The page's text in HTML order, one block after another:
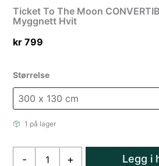
Ticket To The Moon
Myggnett Hvit
kr 799
Størrelse
1 på lager
- + Legg i